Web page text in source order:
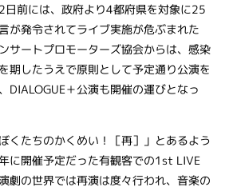
日前には、政府より4都府県を対象に25
が発令されてライブ実施が危ぶまれた
サートプロモーターズ協会からは、感染
期したうえで原則として予定通り公演を
DIALOGUE＋公演も開催の運びとなっ
くたちのかくめい！［再］」とあるよう
に開催予定だった有観客での1st LIVE
劇の世界では再演は度々行われ、音楽の